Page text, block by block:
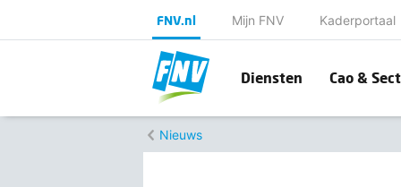
FNV.nl Mijn FNV Kaderportaal
Diensten Cao &
Nieuws